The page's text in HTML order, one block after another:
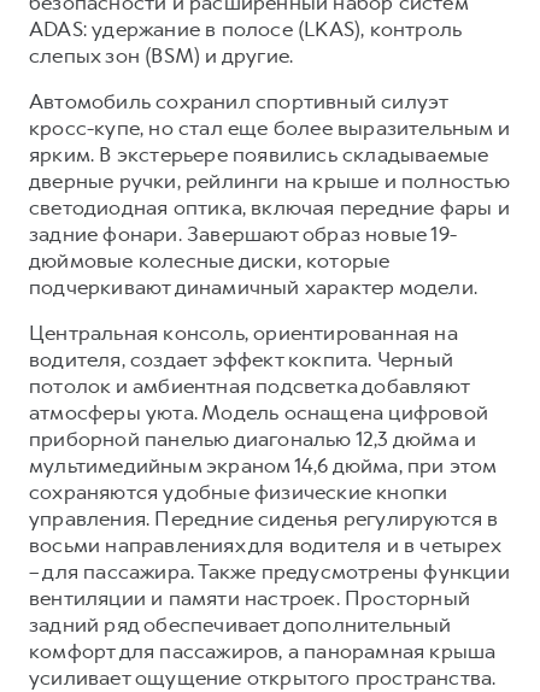
ADAS: удержание в полосе (LKAS), контроль
слепых зон (BSM) и другие.
Автомобиль сохранил спортивный силуэт
кросс-купе, но стал еще более выразительным и
ярким. В экстерьере появились складываемые
дверные ручки, рейлинги на крыше и полностью
светодиодная оптика, включая передние фары и
задние фонари. Завершают образ новые 19-
дюймовые колесные диски, которые
подчеркивают динамичный характер модели.
Центральная консоль, ориентированная на
водителя, создает эффект кокпита. Черный
потолок и амбиентная подсветка добавляют
атмосферы уюта. Модель оснащена цифровой
приборной панелью диагональю 12,3 дюйма и
мультимедийным экраном 14,6 дюйма, при этом
сохраняются удобные физические кнопки
управления. Передние сиденья регулируются в
восьми направлениях для водителя и в четырех
– для пассажира. Также предусмотрены функции
вентиляции и памяти настроек. Просторный
задний ряд обеспечивает дополнительный
комфорт для пассажиров, а панорамная крыша
усиливает ощущение открытого пространства.